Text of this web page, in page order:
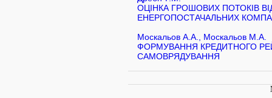
ОЦІНКА ГРОШОВИХ ПОТОКІВ
ЕНЕРГОПОСТАЧАЛЬНИХ
Москальов А.А., Москальов М.А.
ФОРМУВАННЯ КРЕДИТНОГО
САМОВРЯДУВАННЯ